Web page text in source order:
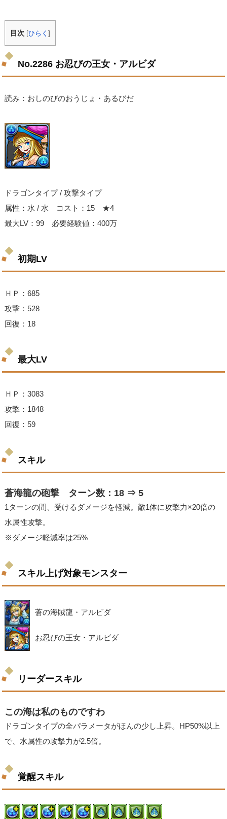
目次 [ひらく]
No.2286 お忍びの王女・アルビダ
読み：おしのびのおうじょ・あるびだ
ドラゴンタイプ / 攻撃タイプ
属性：水 / 水 コスト：15 ★4
最大LV：99 必要経験値：400万
初期LV
ＨＰ：685
攻撃：528
回復：18
最大LV
ＨＰ：3083
攻撃：1848
回復：59
スキル
蒼海龍の砲撃 ターン数：18 ⇒ 5
1ターンの間、受けるダメージを軽減。敵1体に攻撃力×20倍の
水属性攻撃。
※ダメージ軽減率は25%
スキル上げ対象モンスター
蒼の海賊龍・アルビダ
お忍びの王女・アルビダ
リーダースキル
この海は私のものですわ
ドラゴンタイプの全パラメータがほんの少し上昇。HP50%以上
で、水属性の攻撃力が2.5倍。
覚醒スキル